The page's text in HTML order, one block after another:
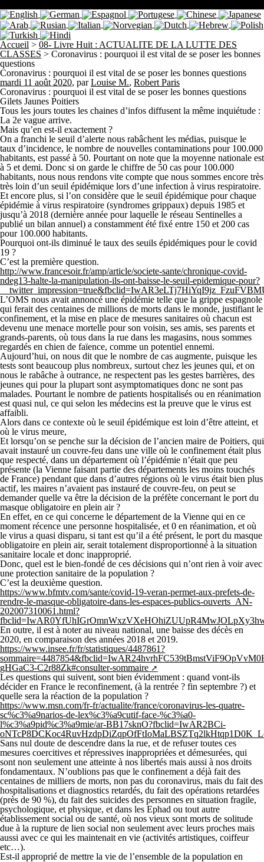
Accueil > 08- Livre Huit : ACTUALITE DE LA LUTTE DES
CLASSES > Coronavirus : pourquoi il est vital de se poser les bonnes
questions
Coronavirus : pourquoi il est vital de se poser les bonnes questions
mardi 11 août 2020, parLouise M., Robert Paris
Coronavirus : pourquoi il est vital de se poser les bonnes questions
Gilets Jaunes Poitiers
Tous les jours toutes les chaines d’infos diffusent la même inquiétude :
La 2e vague arrive.
Mais qu’en est-il exactement ?
On a franchi le seuil d’alerte nous rabâchent les médias, puisque le
taux d’incidence, le nombre de nouvelles contaminations pour 100.000
habitants, est passé à 50. Pourtant on note que la moyenne nationale est
à 5 et demi. Donc si on garde le chiffre de 50 cas pour 100.000
habitants, nous nous rendons vite compte que nous sommes encore très
très loin d’un seuil épidémique lors d’une infection à virus respiratoire.
Et encore plus, si l’on considère que le seuil épidémique pour chaque
épidémie à virus respiratoire (syndromes grippaux) depuis 1985 et
jusqu’à 2018 (dernière année pour laquelle le réseau Sentinelles a
publié un bilan annuel) a constamment été fixé entre 150 et 200 cas
pour 100.000 habitants.
Pourquoi ont-ils diminué le taux des seuils épidémiques pour le covid
19 ?
C’est la première question.
http://www.francesoir.fr/amp/article/societe-sante/chronique-covid-
ndeg13-halte-la-manipulation-ils-ont-baisse-le-seuil-epidemique-pour?
L’OMS nous avait annoncé une épidémie telle que la grippe espagnole
qui ferait des centaines de millions de morts dans le monde, justifiant le
confinement, et la mise en place de mesures sanitaires où chacun est
devenu une menace mortelle pour son voisin, ses amis, ses parents et
grands-parents, où tous dans la rue dans les magasins, nous sommes
regardés en chien de faïence, comme un potentiel ennemi.
Aujourd’hui, on nous dit que le nombre de cas augmente, puisque les
tests sont beaucoup plus nombreux, surtout chez les jeunes qui, et on
nous le rabâche à outrance, ne respectent pas les gestes barrières, des
jeunes qui pour la plupart sont asymptomatiques donc ne sont pas
malades. Pourtant le nombre de patients hospitalisés ou en réanimation
est quasi nul, ce qui selon les médecins est la preuve que le virus est
affaibli.
Alors dans ce contexte où le seuil épidémique est loin d’être atteint, et
où le virus meure,
Et lorsqu’on se penche sur la décision de l’ancien maire de Poitiers, qui
avait instauré un couvre-feu dans une ville où le confinement était plus
que respecté, dans un département où l’épidémie n’était que peu
présente (la Vienne faisant partie des départements les moins touchés
de France) pendant que dans d’autres régions où le virus était bien plus
actif, les maires n’avaient pas instauré de couvre-feu, on peut se
demander quelle va être la décision de la préfète concernant le port du
masque obligatoire en plein air ?
En effet, en ce qui concerne le département de la Vienne qui en ce
moment récence une personne hospitalisée, et 0 en réanimation, et où
le virus a quasi disparu, si tant est qu’il a été présent, le port du masque
obligatoire en plein air, serait totalement disproportionné à la situation
sanitaire locale et donc inapproprié.
Donc, quel est le bien-fondé de ces décisions qui n’ont rien à voir avec
une protection sanitaire de la population ?
C’est la deuxième question.
https://www.bfmtv.com/sante/covid-19-veran-permet-aux-prefets-de-
rendre-le-masque-obligatoire-dans-les-espaces-publics-ouverts_AN-
202007310061.html?
En outre, il est à noter au niveau national, une baisse des décès en
2020, en comparaison des années 2018 et 2019.
https://www.insee.fr/fr/statistiques/4487861?
gHGaC3-C2r88Zk#consulter-sommaire
Les questions qui suivent, sont bien évidemment : quand vont-ils
décider en France le reconfinement, (à la rentrée ? fin septembre ?) et
quelle sera la réaction de la population ?
https://www.msn.com/fr-fr/actualite/france/coronavirus-les-quatre-
sc%c3%a9narios-de-lex%c3%a9cutif-face-%c3%a0-
l%c3%a9pid%c3%a9mie/ar-BB17sknO?fbclid=IwAR2BCi-
Sans nul doute de descendre dans la rue, et de refuser toutes ces
mesures coercitives et répressives inappropriées et démesurées, qui
sont non seulement une atteinte à nos libertés mais aussi à nos droits
fondamentaux. N’oublions pas que le confinement a déjà fait des
centaines de milliers de morts, non pas du coronavirus, mais du fait des
hospitalisations et diagnostics retardés, du fait des opérations retardées
(près de 90 %), du fait des suicides des personnes en situation fragile,
psychologique, et physique, et dans les Ephad ou tout autre
établissement social ou de santé, où nos vieux sont morts de solitude
due à la rupture de lien social non seulement avec leurs proches mais
aussi avec ce qui les maintenait en vie (activités artistiques, coiffeur
etc…).
Est-il approprié de mettre la vie de l’ensemble de la population en